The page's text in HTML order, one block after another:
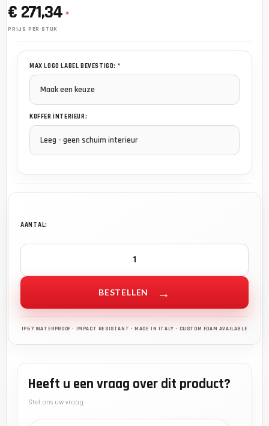
€ 271,34 *
PRIJS PER STUK
MAX LOGO LABEL BEVESTIGD: *
KOFFER INTERIEUR:
AANTAL:
BESTELLEN
Heeft u een vraag over dit product?
Stel ons uw vraag